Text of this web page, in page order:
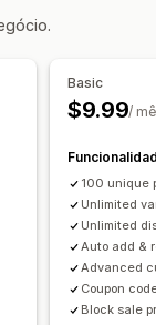
Filtros
Basic
$9.99/
100 unique
Unlimited
Unlimited
Auto add &
Advanced
Coupon
Block sale